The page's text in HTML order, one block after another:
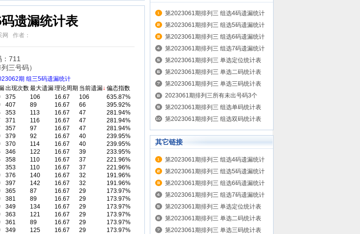
遗漏统计表
网 作者：
711
三号码）
期 组三5码遗漏统计
出现次数最大遗漏理论周期 当前遗漏↓ 偏态指数
375 106 16.67 106
635.87%
407 89 16.67 66
395.92%
353 113 16.67 47
281.94%
371 116 16.67 47
281.94%
357 97 16.67 47
281.94%
379 92 16.67 40
239.95%
370 114 16.67 40
239.95%
346 122 16.67 39
233.95%
358 110 16.67 37
221.96%
353 110 16.67 37
221.96%
376 140 16.67 32
191.96%
397 142 16.67 32
191.96%
365 87 16.67 29
173.97%
381 89 16.67 29
173.97%
349 134 16.67 29
173.97%
363 121 16.67 29
173.97%
361 89 16.67 29
173.97%
349 125 16.67 29
173.97%
第2023061期排列三 组选4码遗漏统计
表
第2023061期排列三 组选5码遗漏统计
表
第2023061期排列三 组选6码遗漏统计
表
第2023061期排列三 组选7码遗漏统计
表
第2023061期排列三 单选定位统计表
第2023061期排列三 单选二码统计表
第2023061期排列三 单选三码统计表
2023061期排列三所有未出号码3个
第2023061期排列三 组选单码统计表
第2023061期排列三 组选双码统计表
其它链接
第2023061期排列三 组选4码遗漏统计
表
第2023061期排列三 组选5码遗漏统计
表
第2023061期排列三 组选6码遗漏统计
表
第2023061期排列三 组选7码遗漏统计
表
第2023061期排列三 单选定位统计表
第2023061期排列三 单选二码统计表
第2023061期排列三 单选三码统计表